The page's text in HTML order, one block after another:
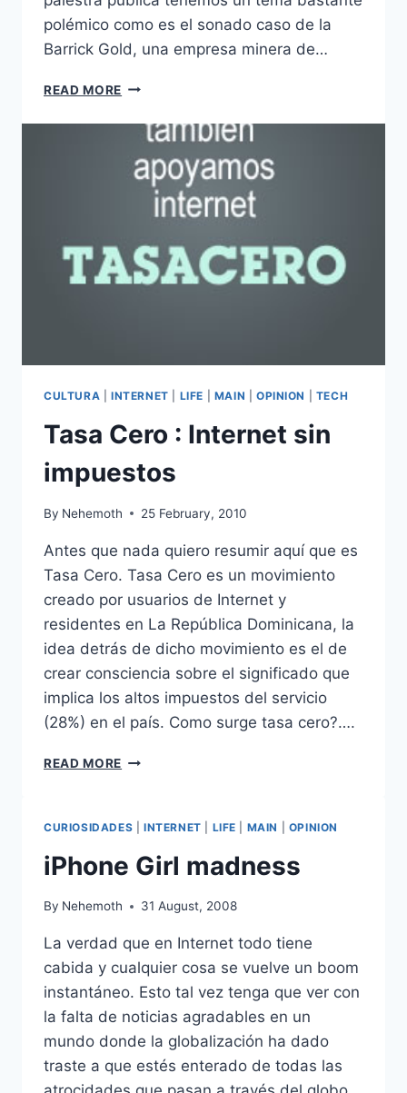
polémico como es el sonado caso de la
Barrick Gold, una empresa minera de…
READ MORE EL
DEL
DOMINICANO
CULTURA INTERNET LIFE MAIN OPINION TECH
Tasa Cero : Internet sin
impuestos
By Nehemoth 25 February, 2010
Antes que nada quiero resumir aquí que es
Tasa Cero. Tasa Cero es un movimiento
creado por usuarios de Internet y
residentes en La República Dominicana, la
idea detrás de dicho movimiento es el de
crear consciencia sobre el significado que
implica los altos impuestos del servicio
(28%) en el país. Como surge tasa cero?….
READ MORE TASA
SIN
IMPUESTOS
CURIOSIDADES INTERNET LIFE MAIN OPINION
iPhone Girl madness
By Nehemoth 31 August, 2008
La verdad que en Internet todo tiene
cabida y cualquier cosa se vuelve un boom
instantáneo. Esto tal vez tenga que ver con
la falta de noticias agradables en un
mundo donde la globalización ha dado
traste a que estés enterado de todas las